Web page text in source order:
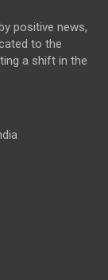
positive news,
to the
a shift in the